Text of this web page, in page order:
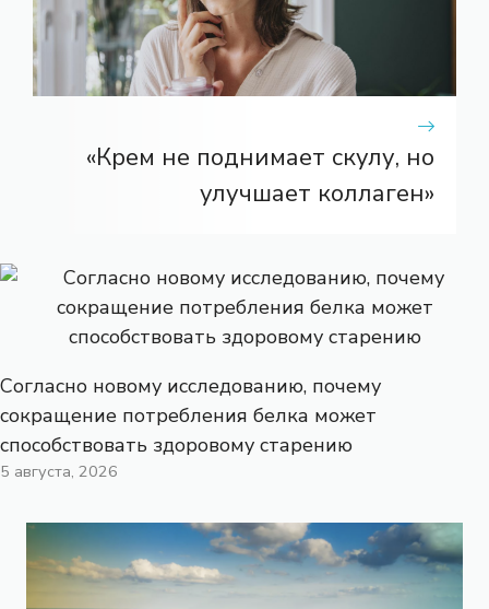
«Крем не поднимает скулу, но
улучшает коллаген»
Согласно новому исследованию, почему
сокращение потребления белка может
способствовать здоровому старению
5 августа, 2026